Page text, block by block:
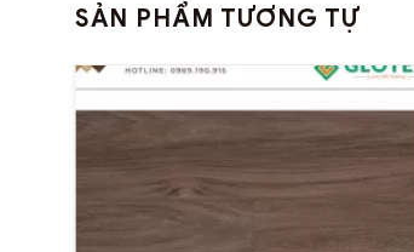
SẢN PHẨM TƯƠNG TỰ